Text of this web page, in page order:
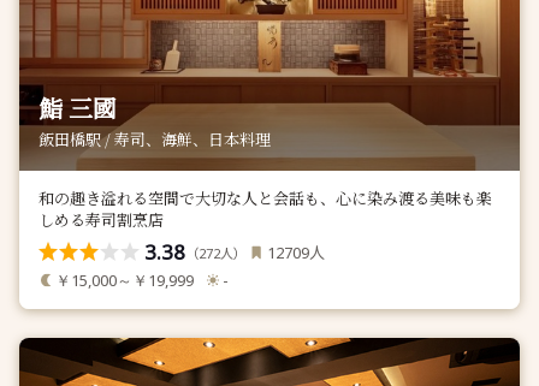
鮨 三國
飯田橋駅 / 寿司、海鮮、日本料理
和の趣き溢れる空間で大切な人と会話も、心に染み渡る美味も楽
しめる寿司割烹店
3.38 （272人） 12709人
￥15,000～￥19,999 -